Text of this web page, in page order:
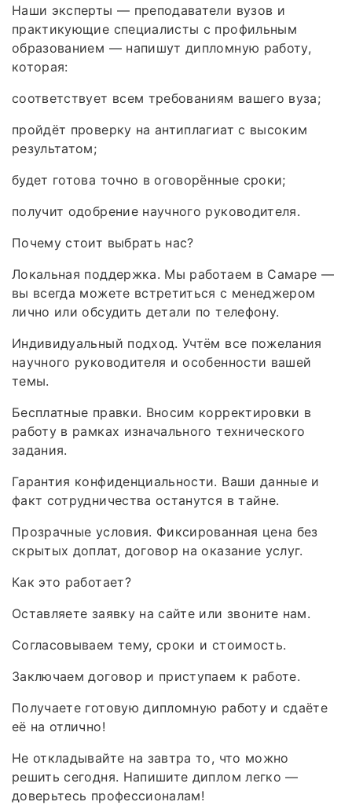
Наши эксперты — преподаватели вузов и
практикующие специалисты с профильным
образованием — напишут дипломную работу,
которая:
соответствует всем требованиям вашего вуза;
пройдёт проверку на антиплагиат с высоким
результатом;
будет готова точно в оговорённые сроки;
получит одобрение научного руководителя.
Почему стоит выбрать нас?
Локальная поддержка. Мы работаем в Самаре —
вы всегда можете встретиться с менеджером
лично или обсудить детали по телефону.
Индивидуальный подход. Учтём все пожелания
научного руководителя и особенности вашей
темы.
Бесплатные правки. Вносим корректировки в
работу в рамках изначального технического
задания.
Гарантия конфиденциальности. Ваши данные и
факт сотрудничества останутся в тайне.
Прозрачные условия. Фиксированная цена без
скрытых доплат, договор на оказание услуг.
Как это работает?
Оставляете заявку на сайте или звоните нам.
Согласовываем тему, сроки и стоимость.
Заключаем договор и приступаем к работе.
Получаете готовую дипломную работу и сдаёте
её на отлично!
Не откладывайте на завтра то, что можно
решить сегодня. Напишите диплом легко —
доверьтесь профессионалам!